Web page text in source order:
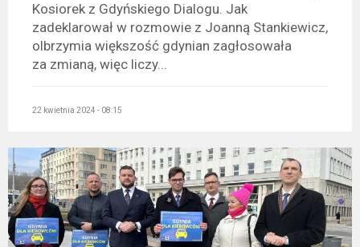
Kosiorek z Gdyńskiego Dialogu. Jak
zadeklarował w rozmowie z Joanną Stankiewicz,
olbrzymia większość gdynian zagłosowała
za zmianą, więc liczy...
22 kwietnia 2024 - 08:15